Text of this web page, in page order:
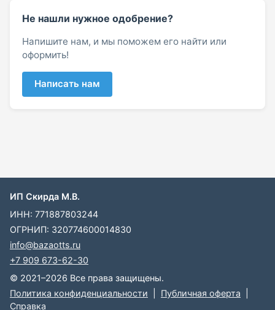
Не нашли нужное одобрение?
Напишите нам, и мы поможем его найти или
оформить!
Написать нам
ИП Скирда М.В.
ИНН: 771887803244
ОГРНИП: 320774600014830
info@bazaotts.ru
+7 909 673-62-30
© 2021–2026 Все права защищены.
Политика конфиденциальности
Публичная оферта
Справка